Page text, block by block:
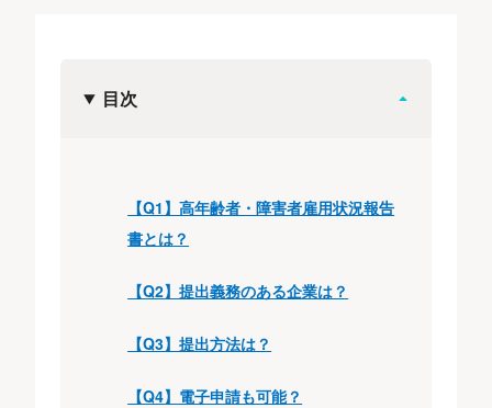
目次
【Q1】高年齢者・障害者雇用状況報告
書とは？
【Q2】提出義務のある企業は？
【Q3】提出方法は？
【Q4】電子申請も可能？